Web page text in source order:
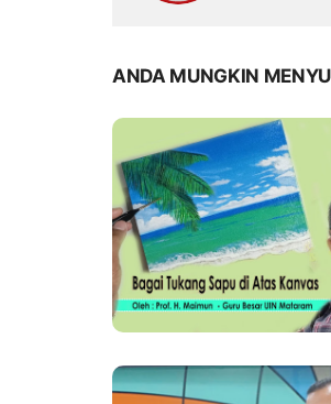
ANDA MUNGKIN